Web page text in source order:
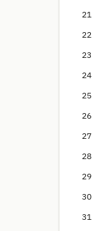
21
22
23
24
25
26
27
28
29
30
31